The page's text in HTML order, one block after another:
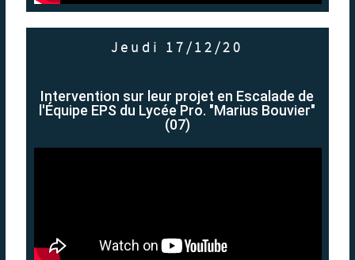
Jeudi 17/12/20
Intervention sur leur projet en Escalade de
l'Équipe EPS du Lycée Pro. "Marius Bouvier"
(07)